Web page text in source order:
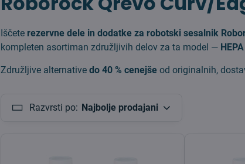
Iščete rezervne dele in dodatke za robotski sesalnik
kompleten asortiman združljivih delov za ta model —
Združljive alternativedo 40 % cenejše od originalnih,
Razvrsti po: Najbolje prodajani